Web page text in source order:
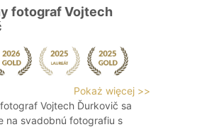
fotograf Vojtech
Pokaż więcej >>
Vojtech Ďurkovič sa
na svadobnú fotografiu s